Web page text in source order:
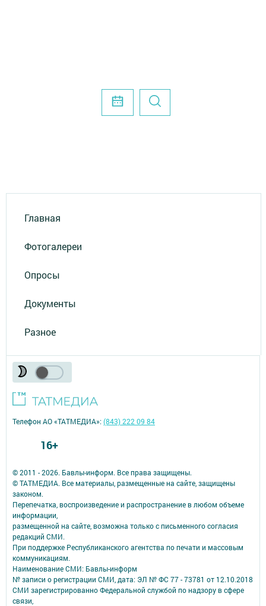
Главная
Фотогалереи
Опросы
Документы
Разное
© 2011 - 2026. Бавлы-информ. Все права защищены.
© ТАТМЕДИА. Все материалы, размещенные на сайте, защищены
законом.
Перепечатка, воспроизведение и распространение в любом объеме
информации,
размещенной на сайте, возможна только с письменного согласия
редакций СМИ.
При поддержке Республиканского агентства по печати и массовым
коммуникациям.
Наименование СМИ: Бавлы-информ
№ записи о регистрации СМИ, дата: ЭЛ № ФС 77 - 73781 от 12.10.2018
СМИ зарегистрированно Федеральной службой по надзору в сфере
связи,
Телефон АО «ТАТМЕДИА»:(843) 222 09 84
16+